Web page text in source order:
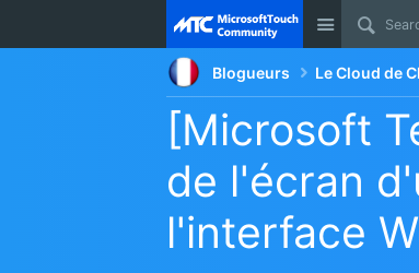
Site
Blogueurs Le Cloud de
[Microsoft
de l'écran
l'interface